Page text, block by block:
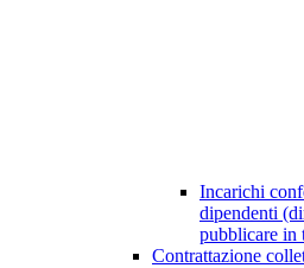
Incarichi
dipendenti
pubblicare in
Contrattazione